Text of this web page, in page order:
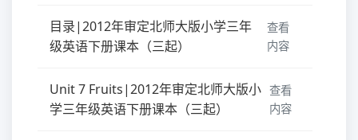
目录|2012年审定北师大版小学三年
级英语下册课本（三起）
查看
内容
Unit 7 Fruits|2012年审定北师大版小
学三年级英语下册课本（三起）
查看
内容